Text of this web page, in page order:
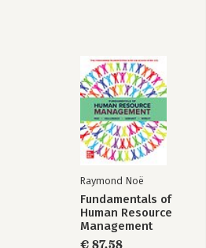
Raymond Noë
Fundamentals of
Human Resource
Management
€ 87,58